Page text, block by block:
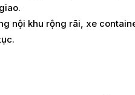
nội khu rộng rãi, xe